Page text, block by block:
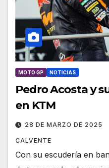
MOTO GP NOTICIAS
Pedro Acosta y
en KTM
28 DE MARZO DE 2025
CALVENTE
Con su escudería en